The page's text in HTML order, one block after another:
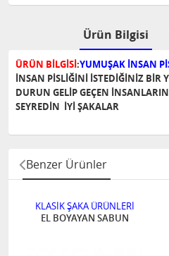
Ürün Bilgisi
ÜRÜN BİLGİSİ:YUMUŞAK İNSAN
İNSAN PİSLİĞİNİ İSTEDİĞİNİZ BİR
DURUN GELİP GEÇEN
SEYREDİN İYİ ŞAKALAR
Benzer Ürünler
KLASİK ŞAKA ÜRÜNLERİ
EL BOYAYAN SABUN